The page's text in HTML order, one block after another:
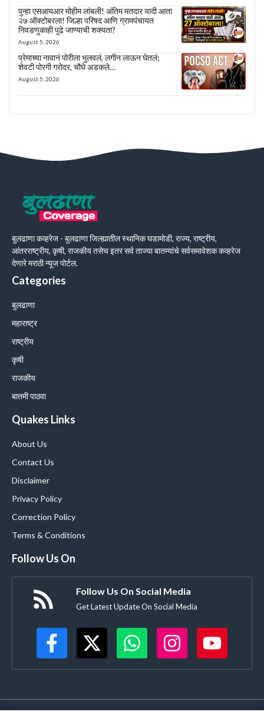
पुन्हा एसआयआर मोहीम लांबली! अंतिम मतदार यादी आता
२७ ऑक्टोबरला! जिल्हा परिषद आणि ग्रामपंचायत
निवडणुकाही पुढे जाण्याची शक्यता?
August 5, 2026
प्रेमाच्या नावानं पोरीला भुलवलं, लगीन लाऊन घेतलं;
शेवटी पोरगी गरोदर, चौघे अडकले…
August 5, 2026
बुलढाणा कव्हरेज - बुलढाणा जिल्ह्यातील स्थानिक घडामोडी, राज्य, राष्ट्रीय,
आंतरराष्ट्रीय, कृषी, राजकीय तसेच इतर सर्व ताज्या बातम्यांचे सर्वसमावेशक कव्हरेज
देणारे मराठी न्यूज पोर्टल.
Categories
बुलढाणा
महाराष्ट्र
राष्ट्रीय
कृषी
राजकीय
बातमी पाठवा
Quakes Links
About Us
Contact Us
Disclaimer
Privacy Policy
Correction Policy
Terms & Conditions
Follow Us On
Follow Us On Social Media
Get Latest Update On Social Media